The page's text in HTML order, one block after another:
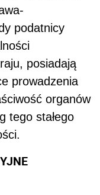
podatnicy
posiadają
prowadzenia
organów
tego stałego